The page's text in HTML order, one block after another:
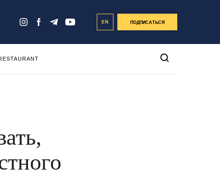
EN ПОДПИСАТЬСЯ